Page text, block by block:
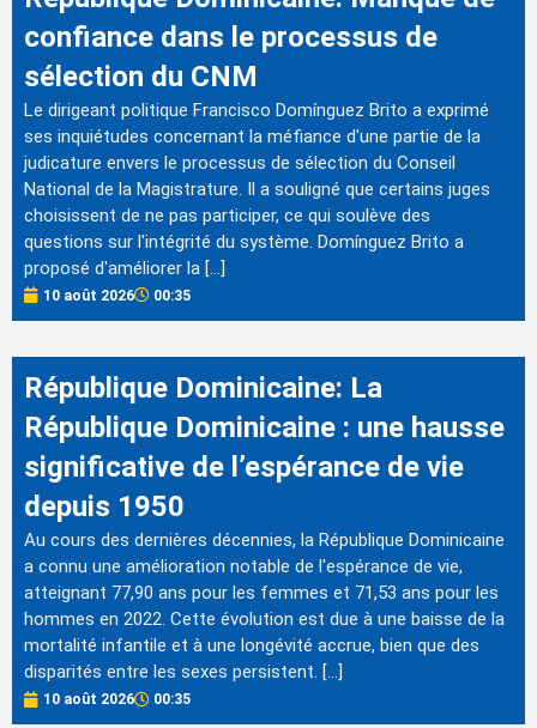
confiance dans le processus de
sélection du CNM
Le dirigeant politique Francisco Domínguez Brito a exprimé
ses inquiétudes concernant la méfiance d'une partie de la
judicature envers le processus de sélection du Conseil
National de la Magistrature. Il a souligné que certains juges
choisissent de ne pas participer, ce qui soulève des
questions sur l'intégrité du système. Domínguez Brito a
proposé d'améliorer la […]
10 août 2026 00:35
République Dominicaine: La
République Dominicaine : une hausse
significative de l’espérance de vie
depuis 1950
Au cours des dernières décennies, la République Dominicaine
a connu une amélioration notable de l'espérance de vie,
atteignant 77,90 ans pour les femmes et 71,53 ans pour les
hommes en 2022. Cette évolution est due à une baisse de la
mortalité infantile et à une longévité accrue, bien que des
disparités entre les sexes persistent. […]
10 août 2026 00:35